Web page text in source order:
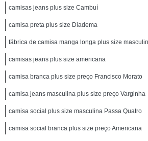
camisas jeans plus size Cambuí
camisa preta plus size Diadema
fábrica de camisa manga longa plus size
camisas jeans plus size americana
camisa branca plus size preço Francisco Morato
camisa jeans masculina plus size preço Varginha
camisa social plus size masculina Passa Quatro
camisa social branca plus size preço Americana